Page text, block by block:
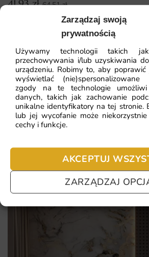
Zarządzaj swoją
prywatnością
Używamy technologii takich
przechowywania i/lub uzyskiwania
urządzeniu. Robimy to, aby
wyświetlać (nie)spersonalizowane
zgody na te technologie
danych, takich jak zachowanie
unikalne identyfikatory na tej stronie.
lub jej wycofanie może
cechy i funkcje.
AKCEPTUJ
ZARZĄDZAJ
wymaga specjalistycznych
samodzielne odświeżenie wnętrza.
instrukcjom oraz wysokiej jakości
przebiega szybko i sprawnie, a efekt
zachwyci wszystkich domowników
Dlaczego warto wybrać tę fototapetę
Oryginalny design, który przyciąga
charakteru pomieszczeniu.
Wysoka jakość materiałów i druku,
Łatwy montaż, który można wykonać
potrzeby wynajmowania specjalisty.
Wszechstronność zastosowania –
41.93zł 64.51zł
Najniższa cena z 30 dni:41.93 zł
ZOBACZ
Najczęściej zadawane
Pomagamy i doradzamy przy każdym
nie chcesz czekać – sprawdź